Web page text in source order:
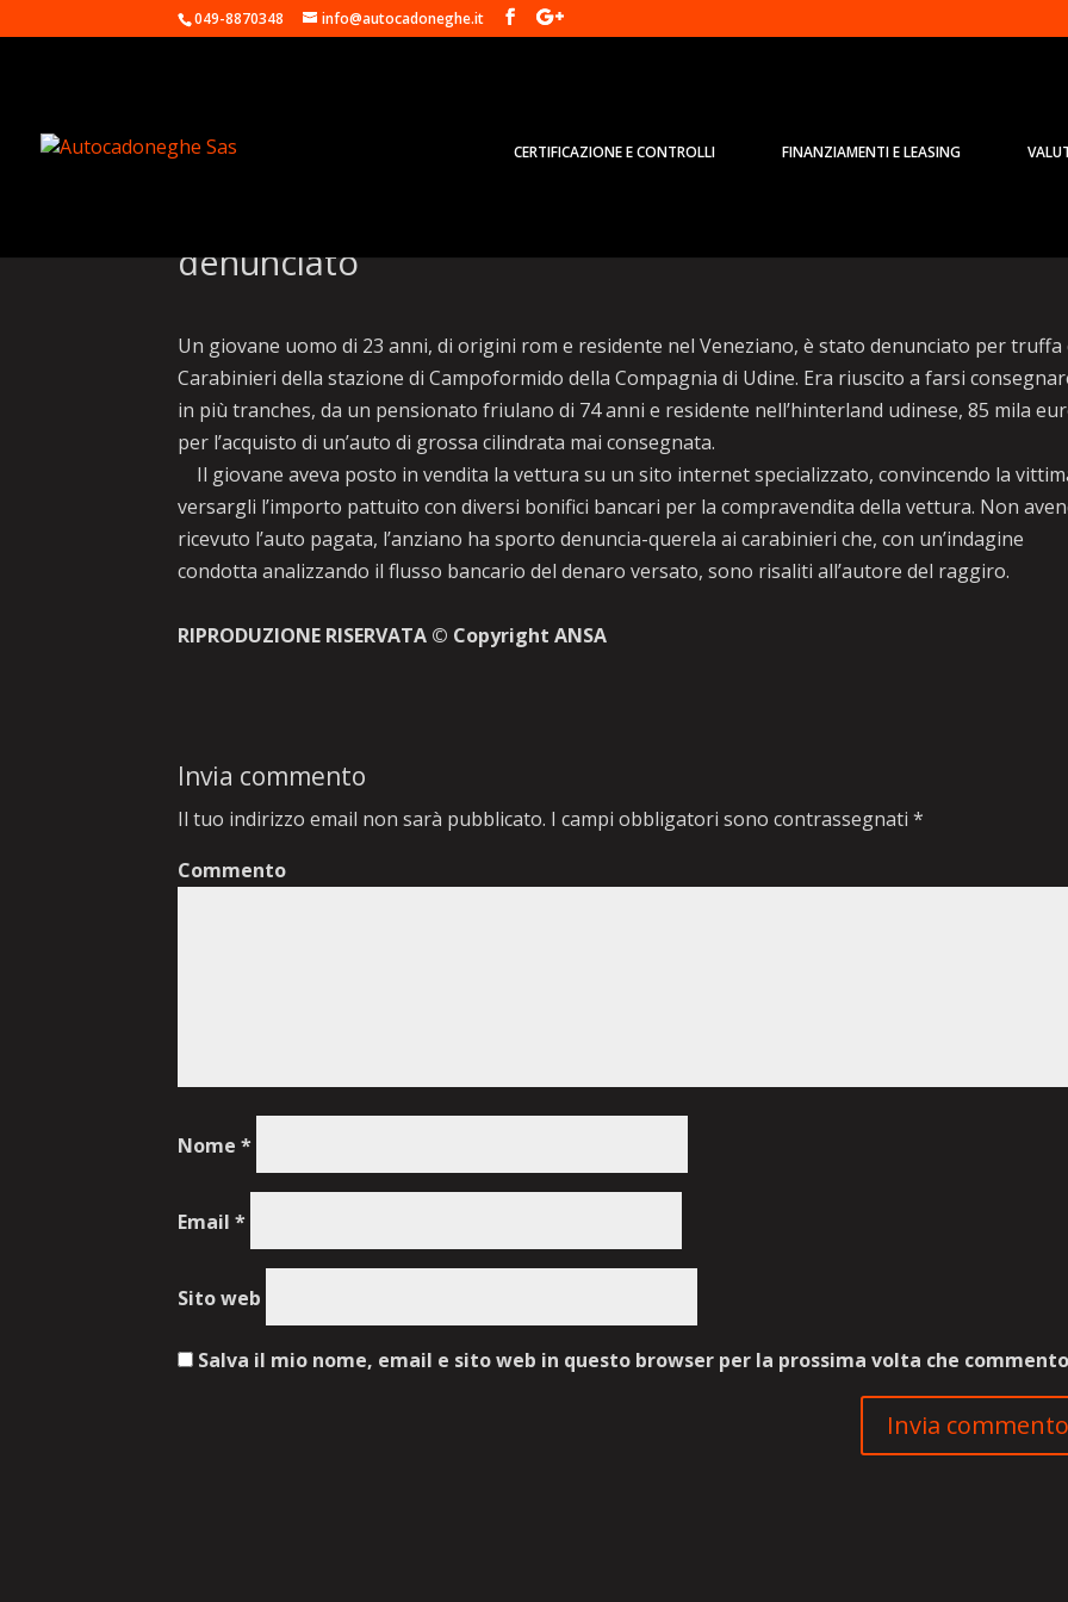
049-8870348 info@autocadoneghe.it
CERTIFICAZIONE E CONTROLLI FINANZIAMENTI E LEASING
denunciato
Un giovane uomo di 23 anni, di origini rom e residente nel Veneziano, è stato denunciato per truffa
Carabinieri della stazione di Campoformido della Compagnia di Udine. Era riuscito a farsi
in più tranches, da un pensionato friulano di 74 anni e residente nell’hinterland udinese, 85 mila
per l’acquisto di un’auto di grossa cilindrata mai consegnata.
Il giovane aveva posto in vendita la vettura su un sito internet specializzato, convincendo la
versargli l’importo pattuito con diversi bonifici bancari per la compravendita della vettura. Non
ricevuto l’auto pagata, l’anziano ha sporto denuncia-querela ai carabinieri che, con un’indagine
condotta analizzando il flusso bancario del denaro versato, sono risaliti all’autore del raggiro.
RIPRODUZIONE RISERVATA © Copyright ANSA
Invia commento
Il tuo indirizzo email non sarà pubblicato. I campi obbligatori sono contrassegnati*
Commento
Nome*
Email*
Sito web
Salva il mio nome, email e sito web in questo browser per la prossima volta che